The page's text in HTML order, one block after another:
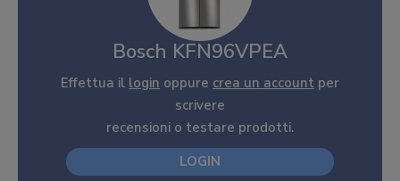
Bosch KFN96VPEA
Effettua il login oppure crea un account per
scrivere
recensioni o testare prodotti.
LOGIN